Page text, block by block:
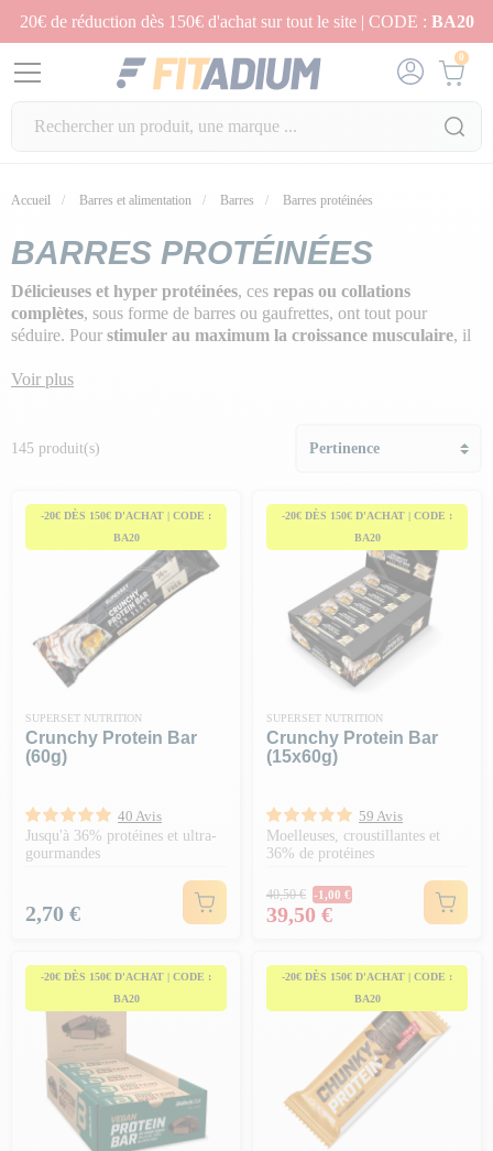
20€ de réduction dès 150€ d'achat sur tout le site | CODE : BA20
0
Accueil Barres et alimentation Barres Barres protéinées
BARRES PROTÉINÉES
Délicieuses et hyper protéinées, ces repas ou collations
complètes, sous forme de barres ou gaufrettes, ont tout pour
séduire. Pour stimuler au maximum la croissance musculaire, il
Comme les protéines ne peuvent pas être stockées par l'organisme,
prêtes à l'emploi et surtout prêtes à être dégustées.
Voir plus
145 produit(s)
-20€ DÈS 150€ D'ACHAT | CODE :
BA20
SUPERSET NUTRITION
Crunchy Protein Bar
(60g)
40 Avis
Jusqu'à 36% protéines et ultra-
gourmandes
Prix
2,70 €
-20€ DÈS 150€ D'ACHAT | CODE :
BA20
SUPERSET NUTRITION
Crunchy Protein Bar
(15x60g)
59 Avis
Moelleuses, croustillantes et
36% de protéines
Prix Normal
40,50 € -1,00 €
Prix
39,50 €
-20€ DÈS 150€ D'ACHAT | CODE :
BA20
-20€ DÈS 150€ D'ACHAT | CODE :
BA20